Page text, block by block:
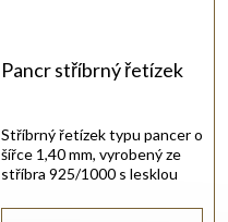
Pancr stříbrný řetízek
Stříbrný řetízek typu pancer o
šířce 1,40 mm, vyrobený ze
stříbra 925/1000 s lesklou
úpravou.